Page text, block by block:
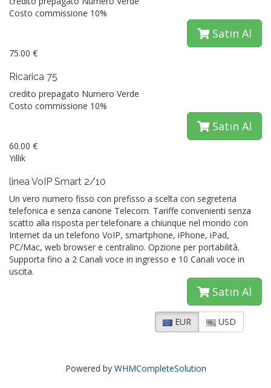
Costo commissione 10%
Satın Al
75.00 €
Ricarica 75
credito prepagato Numero Verde
Costo commissione 10%
Satın Al
60.00 €
Yıllık
linea VoIP Smart 2/10
Un vero numero fisso con prefisso a scelta con segreteria
telefonica e senza canone Telecom. Tariffe convenienti senza
scatto alla risposta per telefonare a chiunque nel mondo con
Internet da un telefono VoIP, smartphone, iPhone, iPad,
PC/Mac, web browser e centralino. Opzione per portabilità.
Supporta fino a 2 Canali voce in ingresso e 10 Canali voce in
uscita.
Satın Al
EUR USD
Powered by WHMCompleteSolution